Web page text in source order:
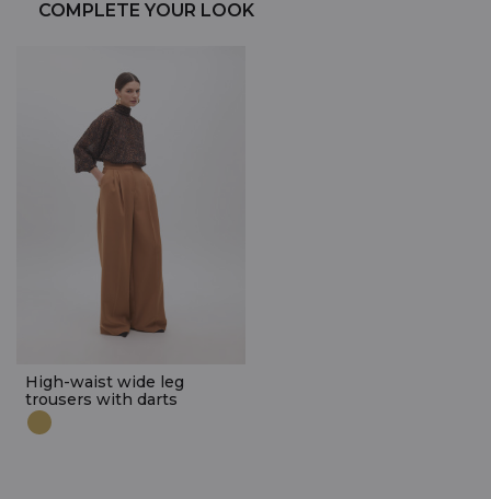
COMPLETE YOUR LOOK
High-waist wide leg
trousers with darts